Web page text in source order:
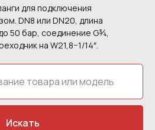
для подключения
DN8 или DN20, длина
50 бар, соединение G¾,
на W21,8−1/14″.
Искать